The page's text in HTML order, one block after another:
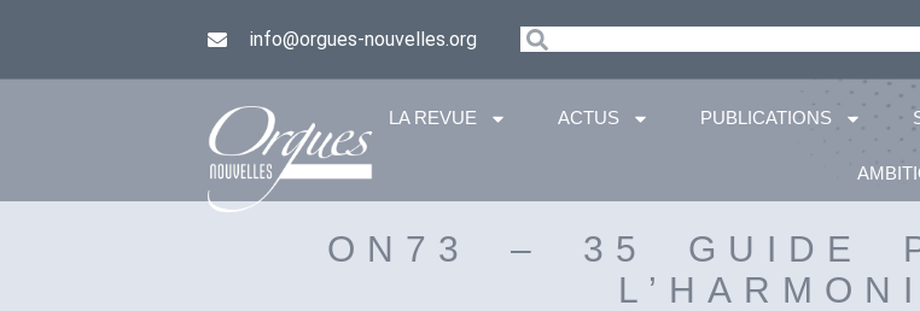
info@orgues-nouvelles.org
LA REVUE ACTUS PUBLICATIONS
ON73 – 35 GUIDE